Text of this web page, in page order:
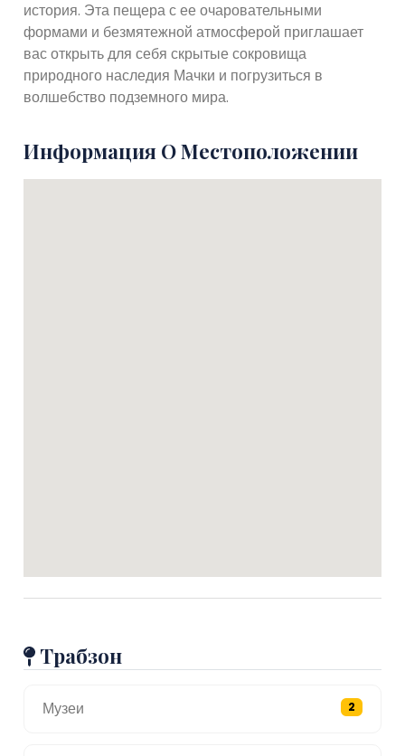
история. Эта пещера с ее очаровательными
формами и безмятежной атмосферой приглашает
вас открыть для себя скрытые сокровища
природного наследия Мачки и погрузиться в
волшебство подземного мира.
Информация О Местоположении
Трабзон
Музеи 2